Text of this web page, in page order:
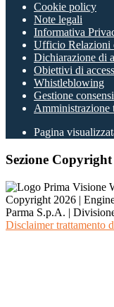
Cookie policy
Note legali
Informativa
Ufficio Relazioni
Dichiarazione di
Obiettivi di
Whistleblowing
Gestione
Amministrazione
Pagina
Sezione Copyright
Copyright 2026 |
Parma S.p.A. |
Disclaimer trattamento